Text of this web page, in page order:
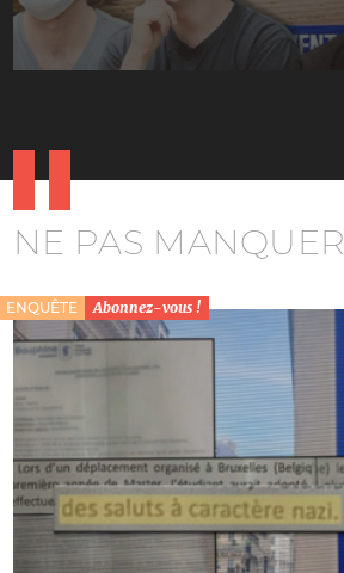
NE PAS MANQUER
ENQUÊTE Abonnez-vous !